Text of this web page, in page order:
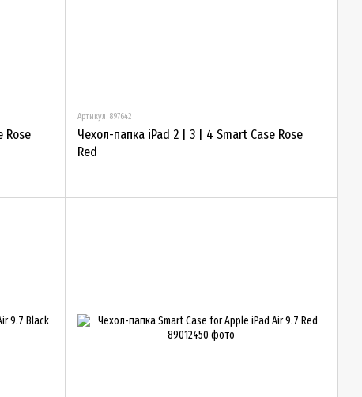
Rose
Артикул: 897642
Чехол-папка iPad 2 | 3 | 4 Smart Case Rose
Red